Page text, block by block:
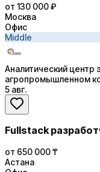
от 130 000 ₽
Москва
Офис
Middle
Аналитический центр
агропромышленном
5 авг.
Fullstack
от 650 000 ₸
Астана